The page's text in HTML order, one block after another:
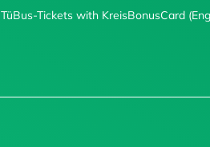
TüBus-Tickets with KreisBonusCard